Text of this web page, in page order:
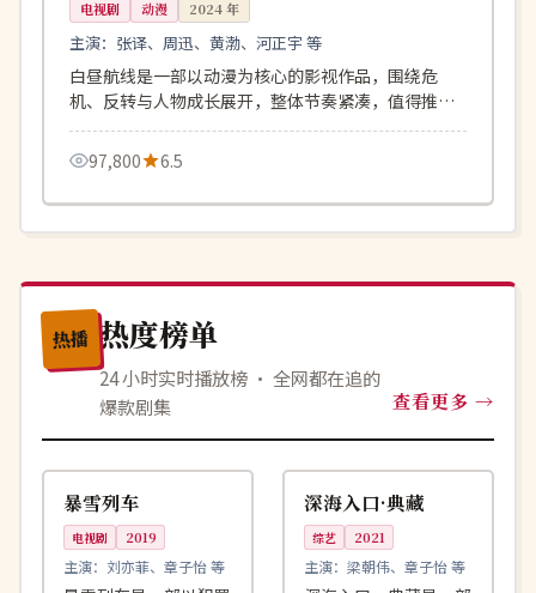
电视剧 动漫 2024年
主演： 张译、周迅、黄渤、河正宇 等
白昼航线是一部以动漫为核心的影视作品，围绕危
机、反转与人物成长展开，整体节奏紧凑，值得推荐
观看。
97,800
6.5
热播 热度榜单
24 小时实时播放榜 · 全网都在追的
爆款剧集
查看更多
韩国
99:11
暴雪列车
电视剧 2019
主演： 刘亦菲、章子怡 等
韩国
92:23
深海入口·典藏
综艺 2021
主演： 梁朝伟、章子怡 等